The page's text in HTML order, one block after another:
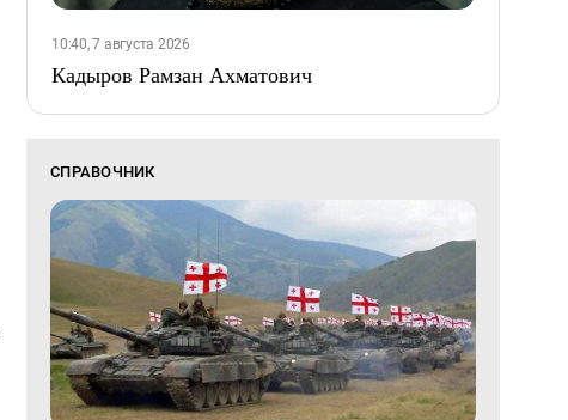
10:40, 7 августа 2026
Кадыров Рамзан Ахматович
СПРАВОЧНИК